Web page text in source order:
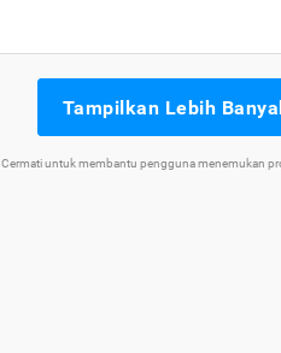
Tampilkan Lebih
untuk membantu pengguna menemukan